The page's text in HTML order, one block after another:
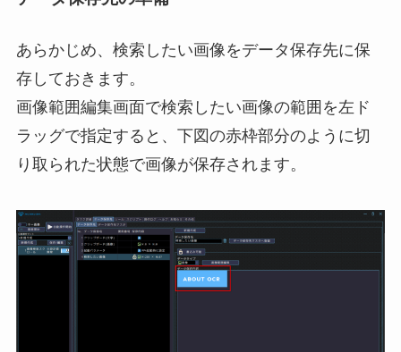
あらかじめ、検索したい画像をデータ保存先に保
存しておきます。
画像範囲編集画面で検索したい画像の範囲を左ド
ラッグで指定すると、下図の赤枠部分のように切
り取られた状態で画像が保存されます。